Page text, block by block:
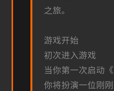
之旅。
游戏开始
初次进入游戏
当你第一次启动
你将扮演一位刚